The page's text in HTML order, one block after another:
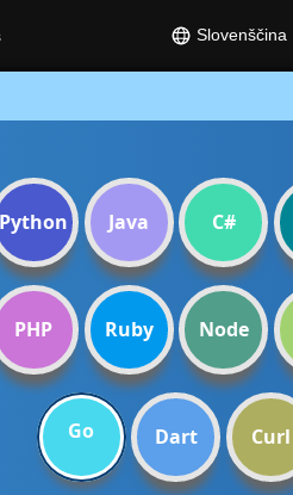
Python Java C#
PHP Ruby Node
Go Dart Curl
Slovenščina